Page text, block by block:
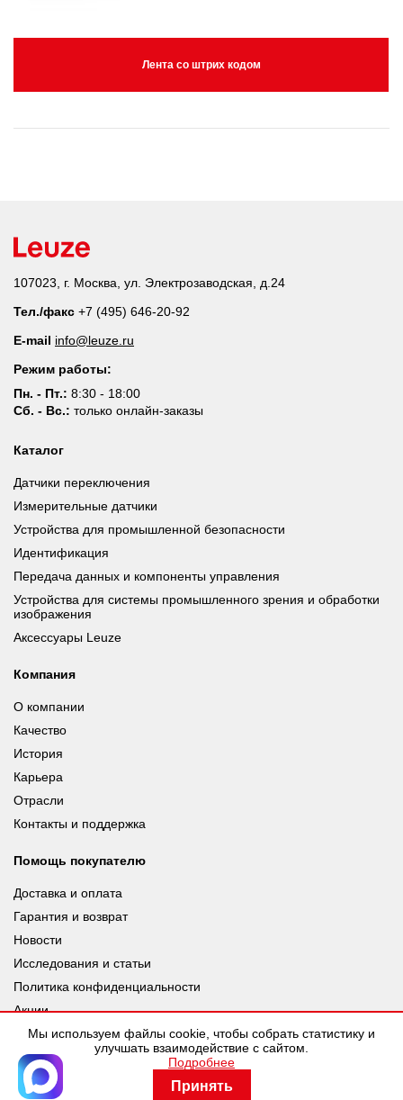
Лента со штрих кодом
107023, г. Москва, ул. Электрозаводская, д.24
Тел./факс +7 (495) 646-20-92
E-mail info@leuze.ru
Режим работы:
Пн. - Пт.: 8:30 - 18:00
Сб. - Вс.: только онлайн-заказы
Каталог
Датчики переключения
Измерительные датчики
Устройства для промышленной безопасности
Идентификация
Передача данных и компоненты управления
Устройства для системы промышленного зрения и обработки
изображения
Аксессуары Leuze
Компания
О компании
Качество
История
Карьера
Отрасли
Контакты и поддержка
Помощь покупателю
Доставка и оплата
Гарантия и возврат
Новости
Исследования и статьи
Политика конфиденциальности
Акции
© leuze.ru [LEUZE RUS], 2026 |Разработка SDev
Мы используем файлы cookie, чтобы собрать статистику и
улучшать взаимодействие с сайтом.
Подробнее
Принять